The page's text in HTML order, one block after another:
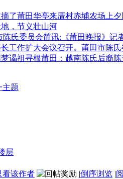
莆田华亭来厝村赤埔农场上夕
，节义壮山河
简讯:《莆田晚报》记
莆田市陈
寻根莆田：越南陈氏后裔陈
看该作者 |倒序浏览 |